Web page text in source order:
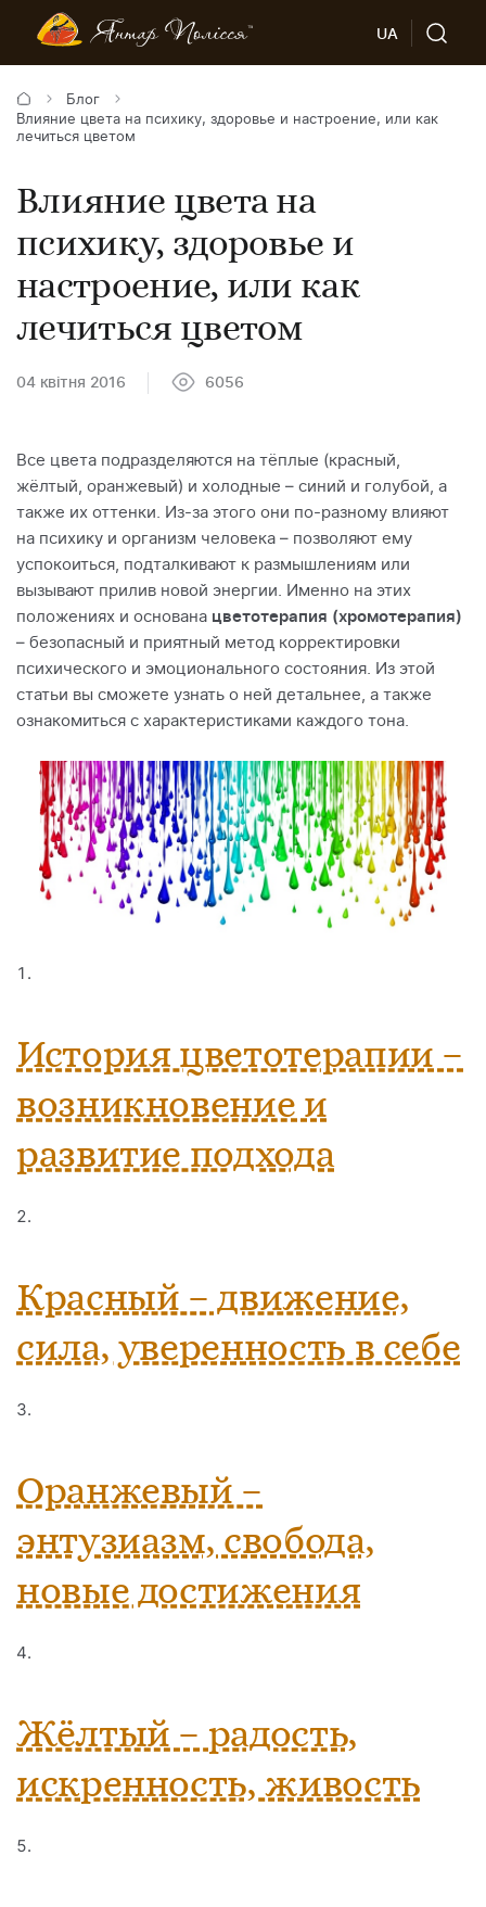
UA
Блог
Влияние цвета на психику, здоровье и настроение, или как
лечиться цветом
Влияние цвета на
психику, здоровье и
настроение, или как
лечиться цветом
04 квітня 2016 6056
Все цвета подразделяются на тёплые (красный,
жёлтый, оранжевый) и холодные – синий и голубой, а
также их оттенки. Из-за этого они по-разному влияют
на психику и организм человека – позволяют ему
успокоиться, подталкивают к размышлениям или
вызывают прилив новой энергии. Именно на этих
положениях и основана цветотерапия (хромотерапия)
– безопасный и приятный метод корректировки
психического и эмоционального состояния. Из этой
статьи вы сможете узнать о ней детальнее, а также
ознакомиться с характеристиками каждого тона.
История цветотерапии –
возникновение и
развитие подхода
Красный – движение,
сила, уверенность в себе
Оранжевый –
энтузиазм, свобода,
новые достижения
Жёлтый – радость,
искренность, живость